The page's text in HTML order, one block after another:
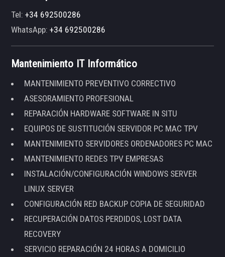
Tel:+34 692500286
WhatsApp:+34 692500286
Mantenimiento IT Informático
MANTENIMIENTO PREVENTIVO CORRECTIVO
ASESORAMIENTO PROFESIONAL
REPARACIÓN HARDWARE SOFTWARE IN SITU
EQUIPOS DE SUSTITUCIÓN SERVIDOR PC MAC TPV
MANTENIMIENTO SERVIDORES ORDENADORES PC MAC
MANTENIMIENTO REDES TPV EMPRESAS
INSTALACIÓN/CONFIGURACIÓN WINDOWS SERVER
LINUX SERVER
CONFIGURACIÓN RED BACKUP COPIA DE SEGURIDAD
RECUPERACIÓN DATOS PERDIDOS, LOST DATA
RECOVERY
SERVICIO REPARACIÓN 24 HORAS A DOMICILIO